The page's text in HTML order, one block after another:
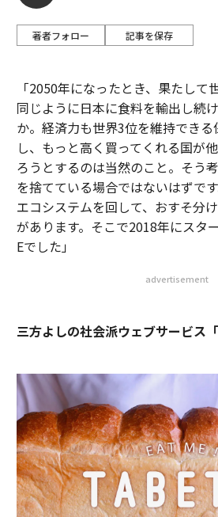
著者フォロー 記事を保存
「2050年になったとき、果たして
同じように日本に食料を輸出し続
か。経済力も世界3位を維持でき
し、もっと高く買ってくれる国が
ろうとするのは当然のこと。そう
を捨てている場合ではないはずで
エコシステムを回して、おすそ分
があります。そこで2018年にスタ
Eでした」
advertisement
三方よしの社会派ウェブサービス「